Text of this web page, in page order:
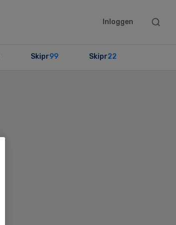
Inloggen
Search
Skipr99 Skipr22